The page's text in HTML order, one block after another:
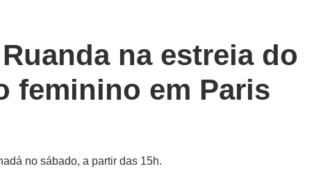
na estreia do
feminino em Paris
no sábado, a partir das 15h.